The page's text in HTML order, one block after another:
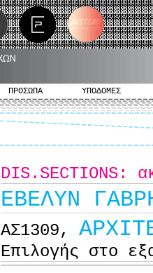
ΠΡΟΣΩΠΑ ΥΠΟΔΟΜΕΣ
DIS.SECTIONS:
ΕΒΕΛΥΝ
ΑΣ1309,
Επιλογής στο